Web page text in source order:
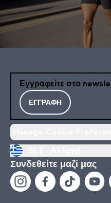
Εγγραφείτε στο
ΕΓΓΡΑΦΉ
Συνδεθείτε μαζί μας